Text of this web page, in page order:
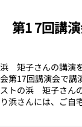
第1 7回講
浜 矩子さんの講演
会第17回講演会で講
ストの浜 矩子さん
り浜さんには、ご自